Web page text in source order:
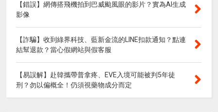
【錯誤】網傳搭飛機拍到巴威颱風眼的影片？實為AI生成
影像
【詐騙】收到綠界科技、藍新金流的LINE扣款通知？點連
結幫退款？當心假網站與假客服
【易誤解】赴韓攜帶普拿疼、EVE入境可能被判5年徒
刑？勿以偏概全！仍須視藥物成分而定